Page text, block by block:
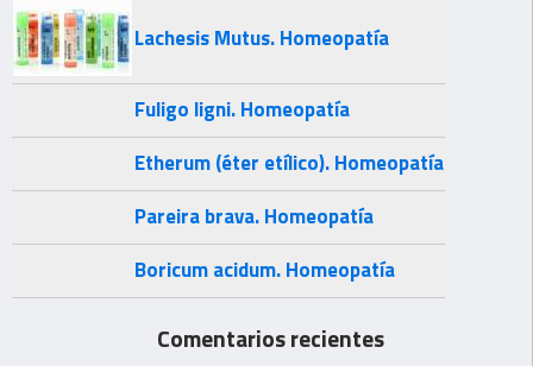
Lachesis Mutus. Homeopatía
Fuligo ligni. Homeopatía
Etherum (éter etílico). Homeopatía
Pareira brava. Homeopatía
Boricum acidum. Homeopatía
Comentarios recientes